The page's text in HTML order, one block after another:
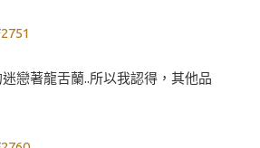
戀著龍舌蘭..所以我認得，其他品